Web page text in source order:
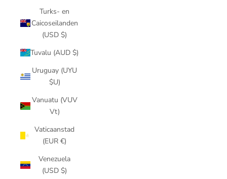
Turks- en
Caicoseilanden
(USD $)
Tuvalu (AUD $)
Uruguay (UYU
$U)
Vanuatu (VUV
Vt)
Vaticaanstad
(EUR €)
Venezuela
(USD $)